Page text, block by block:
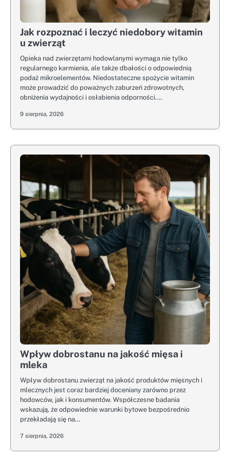
Jak rozpoznać i leczyć niedobory witamin
u zwierząt
Opieka nad zwierzętami hodowlanymi wymaga nie tylko
regularnego karmienia, ale także dbałości o odpowiednią
podaż mikroelementów. Niedostateczne spożycie witamin
może prowadzić do poważnych zaburzeń zdrowotnych,
obniżenia wydajności i osłabienia odporności.…
9 sierpnia, 2026
Wpływ dobrostanu na jakość mięsa i
mleka
Wpływ dobrostanu zwierząt na jakość produktów mięsnych i
mlecznych jest coraz bardziej doceniany zarówno przez
hodowców, jak i konsumentów. Współczesne badania
wskazują, że odpowiednie warunki bytowe bezpośrednio
przekładają się na…
7 sierpnia, 2026